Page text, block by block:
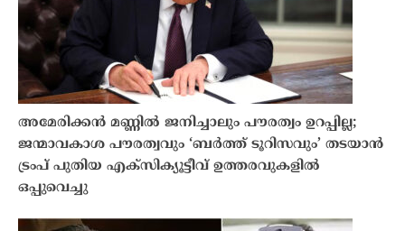
അമേരിക്കൻ മണ്ണിൽ ജനിച്ചാലും പൗരത്വം ഉറപ്പില്ല;
ജന്മാവകാശ പൗരത്വവും ‘ബർത്ത് ടൂറിസവും’ തടയാൻ
ട്രംപ് പുതിയ എക്സിക്യൂട്ടീവ് ഉത്തരവുകളിൽ
ഒപ്പുവെച്ചു